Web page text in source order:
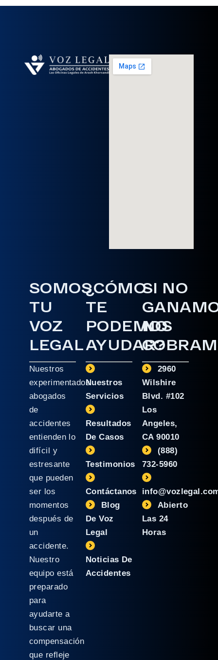
SOMOS
TU
VOZ
LEGAL
Nuestros
experimentados
abogados
de
accidentes
entienden lo
difícil y
estresante
que pueden
ser los
momentos
después de
un
accidente.
Nuestro
equipo está
preparado
para
ayudarte a
buscar una
compensación
que refleje
¿CÓMO
TE
PODEMOS
AYUDAR?
Nuestros
Servicios
Resultados
De Casos
Testimonios
Contáctanos
Blog
De Voz
Legal
Noticias De
Accidentes
SI NO
NO
2960
Wilshire
Blvd. #102
Los
Angeles,
CA 90010
(888)
732-5960
Abierto
Las 24
Horas